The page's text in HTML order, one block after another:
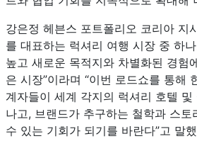
강은정 헤븐스 포트폴리오 코리아 지
를 대표하는 럭셔리 여행 시장 중 하
높고 새로운 목적지와 차별화된 경험
은 시장”이라며 “이번 로드쇼를 통해
계자들이 세계 각지의 럭셔리 호텔
나고, 브랜드가 추구하는 철학과 스
수 있는 기회가 되기를 바란다”고 말